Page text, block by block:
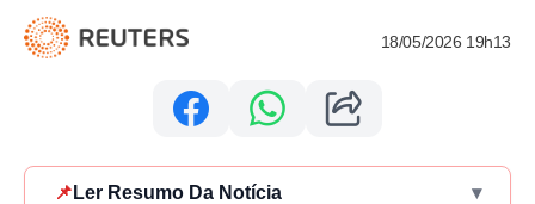
18/05/2026 19h13
📌 Ler Resumo Da Notícia ▾